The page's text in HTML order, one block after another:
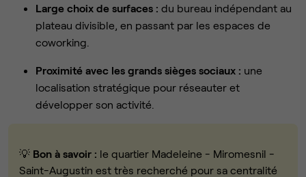
Large choix de surfaces : du bureau indépendant au
plateau divisible, en passant par les espaces de
coworking.
Proximité avec les grands sièges sociaux : une
localisation stratégique pour réseauter et
développer son activité.
💡 Bon à savoir : le quartier Madeleine - Miromesnil -
Saint-Augustin est très recherché pour sa centralité